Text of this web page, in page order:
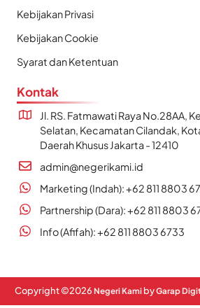
Kebijakan Privasi
Kebijakan Cookie
Syarat dan Ketentuan
Kontak
Jl. RS. Fatmawati Raya No.28AA,
Selatan, Kecamatan Cilandak,
Daerah Khusus Jakarta - 12410
admin@negerikami.id
Marketing (Indah): +62 811 8803
Partnership (Dara): +62 811 8803
Info (Afifah): +62 811 8803 6733
Copyright ©2026 Negeri Kami byGarap